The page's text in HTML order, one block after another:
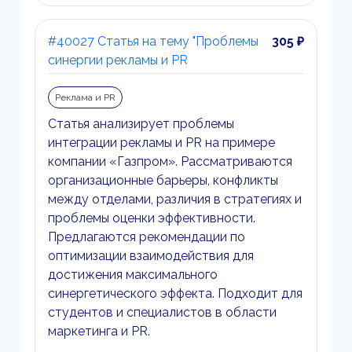
#40027 Статья на тему "Проблемы
синергии рекламы и PR
305 ₽
Реклама и PR
Статья анализирует проблемы
интеграции рекламы и PR на примере
компании «Газпром». Рассматриваются
организационные барьеры, конфликты
между отделами, различия в стратегиях и
проблемы оценки эффективности.
Предлагаются рекомендации по
оптимизации взаимодействия для
достижения максимального
синергетического эффекта. Подходит для
студентов и специалистов в области
маркетинга и PR.